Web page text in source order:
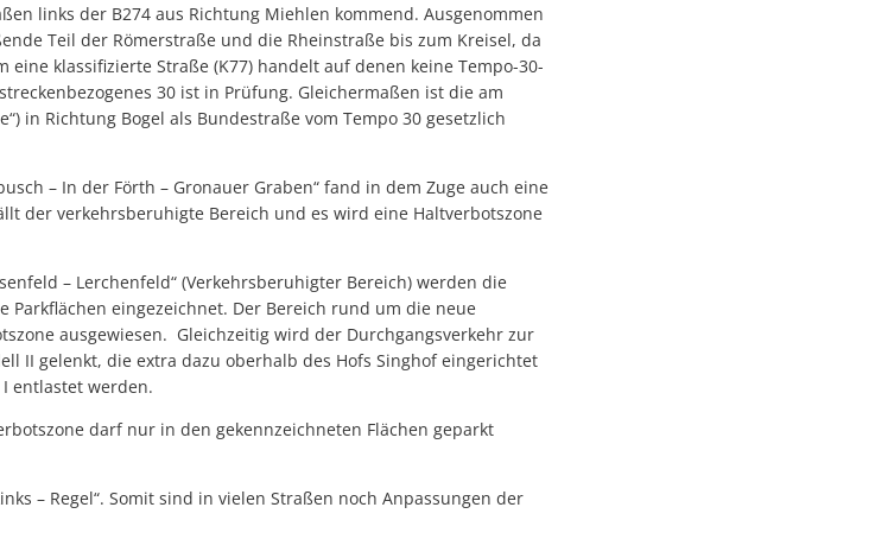
links der B274 aus Richtung Miehlen kommend. Ausgenommen
Teil der Römerstraße und die Rheinstraße bis zum Kreisel, da
klassifizierte Straße (K77) handelt auf denen keine Tempo-30-
30 ist in Prüfung. Gleichermaßen ist die am
in Richtung Bogel als Bundestraße vom Tempo 30 gesetzlich
– In der Förth – Gronauer Graben“ fand in dem Zuge auch eine
der verkehrsberuhigte Bereich und es wird eine Haltverbotszone
– Lerchenfeld“ (Verkehrsberuhigter Bereich) werden die
Parkflächen eingezeichnet. Der Bereich rund um die neue
ausgewiesen. Gleichzeitig wird der Durchgangsverkehr zur
II gelenkt, die extra dazu oberhalb des Hofs Singhof eingerichtet
entlastet werden.
darf nur in den gekennzeichneten Flächen geparkt
– Regel“. Somit sind in vielen Straßen noch Anpassungen der